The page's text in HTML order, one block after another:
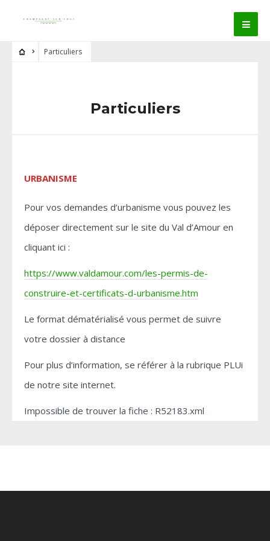
Particuliers
Particuliers
URBANISME
Pour vos demandes d’urbanisme vous pouvez les
déposer directement sur le site du Val d’Amour en
cliquant ici :
https://www.valdamour.com/les-permis-de-
construire-et-certificats-d-urbanisme.htm
Le format dématérialisé vous permet de suivre
votre dossier à distance
Pour plus d’information, se référer à la rubrique PLUi
de notre site internet.
Impossible de trouver la fiche : R52183.xml